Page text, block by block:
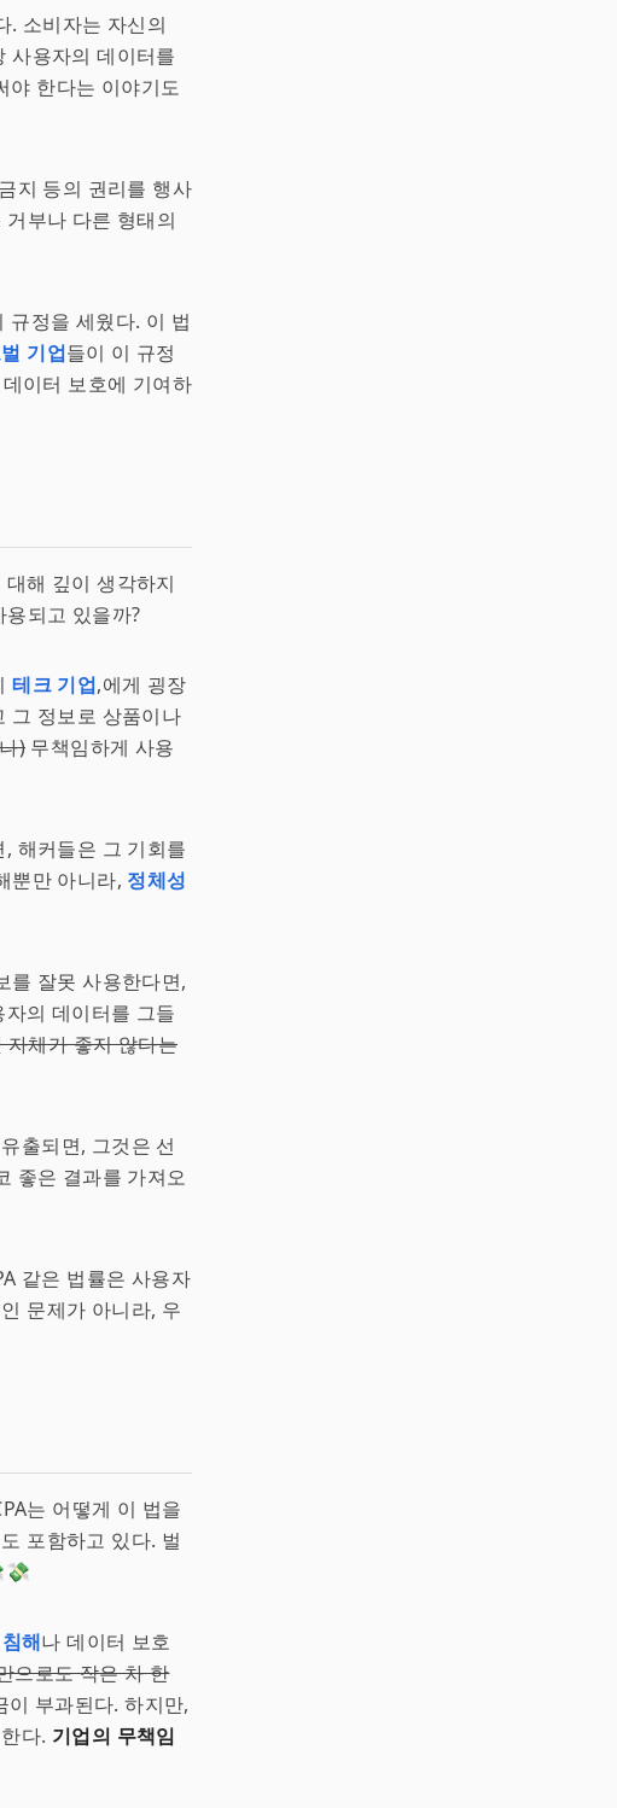
. 소비자는 자신의
사용자의 데이터를
한다는 이야기도
지 등의 권리를 행사
부나 다른 형태의
규정을 세웠다. 이 법
기업들이 이 규정
이터 보호에 기여하
해 깊이 생각하지
되고 있을까?
테크 기업,에게 굉장
그 정보로 상품이나
) 무책임하게 사용
해커들은 그 기회를
뿐만 아니라, 정체성
를 잘못 사용한다면,
의 데이터를 그들
자체가 좋지 않다는
출되면, 그것은 선
좋은 결과를 가져오
같은 법률은 사용자
문제가 아니라, 우
는 어떻게 이 법을
포함하고 있다. 벌
해나 데이터 보호
으로도 작은 차 한
부과된다. 하지만,
다. 기업의 무책임